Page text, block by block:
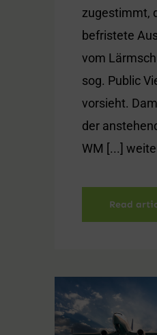
zugestimmt,
befristete
vom
sog. Public
vorsieht.
der
WM [...]
Read